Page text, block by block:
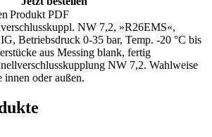
Produkt PDF
NW 7,2, »R26EMS«,
Betriebsdruck 0-35 bar, Temp. -20 °C bis
aus Messing blank, fertig
NW 7,2. Wahlweise
oder außen.